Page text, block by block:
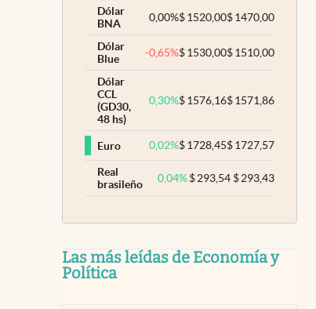
Dólar
BNA
0,00%$1520,00$1470,00
Dólar
Blue
-0,65%$1530,00$1510,00
Dólar
CCL
(GD30,
48 hs)
0,30%$1576,16$1571,86
Euro 0,02%$1728,45$1727,57
Real
brasileño
0,04% $293,54 $293,43
Las más leídas de Economía y
Política